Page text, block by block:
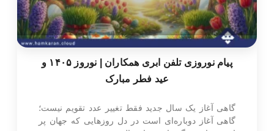
پیام نوروزی تلفن ابری همکاران | نوروز ۱۴۰۵ و
عید فطر مبارک
گاهی آغاز یک سال جدید فقط تغییر عدد تقویم نیست؛
گاهی آغاز دوباره‌ای است در دل روزهایی که جهان پر